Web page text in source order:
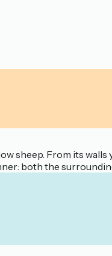
sheep. From its walls
both the